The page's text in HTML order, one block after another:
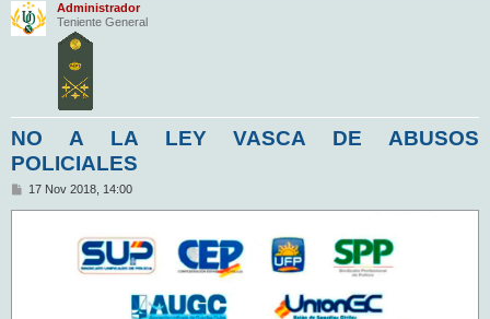
Administrador
Teniente General
NO A LA LEY VASCA DE ABUSOS
POLICIALES
M17 Nov 2018, 14:00